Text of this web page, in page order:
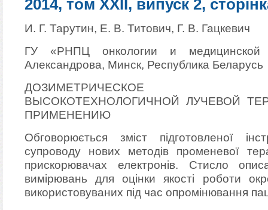
2014, том XXII, випуск 2,
И. Г. Тарутин, Е. В. Титович, Г. В. Гацкевич
ГУ «РНПЦ онкологии и
Александрова, Минск, Республика Беларусь
ДОЗИМЕТРИЧЕСКОЕ
ВЫСОКОТЕХНОЛОГИЧНОЙ ЛУЧЕВОЙ
ПРИМЕНЕНИЮ
Обговорюється зміст підготовленої
супроводу нових методів променевої
прискорювачах електронів. Стисло
вимірювань для оцінки якості роботи
використовуваних під час опромінювання